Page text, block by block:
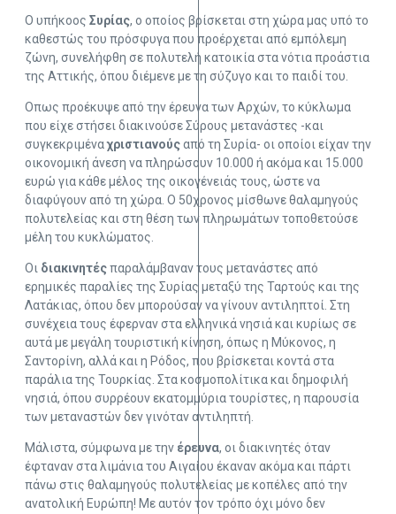
Ο υπήκοος Συρίας, ο οποίος βρίσκεται στη χώρα μας υπό το
καθεστώς του πρόσφυγα που προέρχεται από εμπόλεμη
ζώνη, συνελήφθη σε πολυτελή κατοικία στα νότια προάστια
της Αττικής, όπου διέμενε με τη σύζυγο και το παιδί του.
Οπως προέκυψε από την έρευνα των Αρχών, το κύκλωμα
που είχε στήσει διακινούσε Σύρους μετανάστες -και
συγκεκριμέναχριστιανούςαπό τη Συρία- οι οποίοι είχαν την
οικονομική άνεση να πληρώσουν 10.000 ή ακόμα και 15.000
ευρώ για κάθε μέλος της οικογένειάς τους, ώστε να
διαφύγουν από τη χώρα. Ο 50χρονος μίσθωνε θαλαμηγούς
πολυτελείας και στη θέση των πληρωμάτων τοποθετούσε
μέλη του κυκλώματος.
Οι διακινητέςπαραλάμβαναν τους μετανάστες από
ερημικές παραλίες της Συρίας μεταξύ της Ταρτούς και της
Λατάκιας, όπου δεν μπορούσαν να γίνουν αντιληπτοί. Στη
συνέχεια τους έφερναν στα ελληνικά νησιά και κυρίως σε
αυτά με μεγάλη τουριστική κίνηση, όπως η Μύκονος, η
Σαντορίνη, αλλά και η Ρόδος, που βρίσκεται κοντά στα
παράλια της Τουρκίας. Στα κοσμοπολίτικα και δημοφιλή
νησιά, όπου συρρέουν εκατομμύρια τουρίστες, η παρουσία
των μεταναστών δεν γινόταν αντιληπτή.
Μάλιστα, σύμφωνα με την έρευνα, οι διακινητές όταν
έφταναν στα λιμάνια του Αιγαίου έκαναν ακόμα και πάρτι
πάνω στις θαλαμηγούς πολυτελείας με κοπέλες από την
ανατολική Ευρώπη! Με αυτόν τον τρόπο όχι μόνο δεν